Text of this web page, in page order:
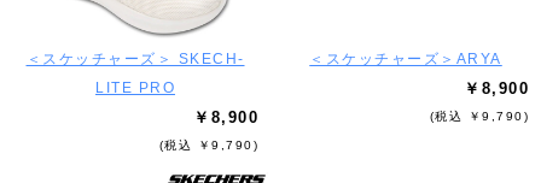
＜スケッチャーズ＞ SKECH-
LITE PRO
￥8,900
(税込 ￥9,790)
＜スケッチャーズ＞ARYA
￥8,900
(税込 ￥9,790)